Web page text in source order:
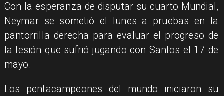
Con la esperanza de disputar su cuarto Mundial,
Neymar se sometió el lunes a pruebas en la
pantorrilla derecha para evaluar el progreso de
la lesión que sufrió jugando con Santos el 17 de
mayo.
Los pentacampeones del mundo iniciaron su